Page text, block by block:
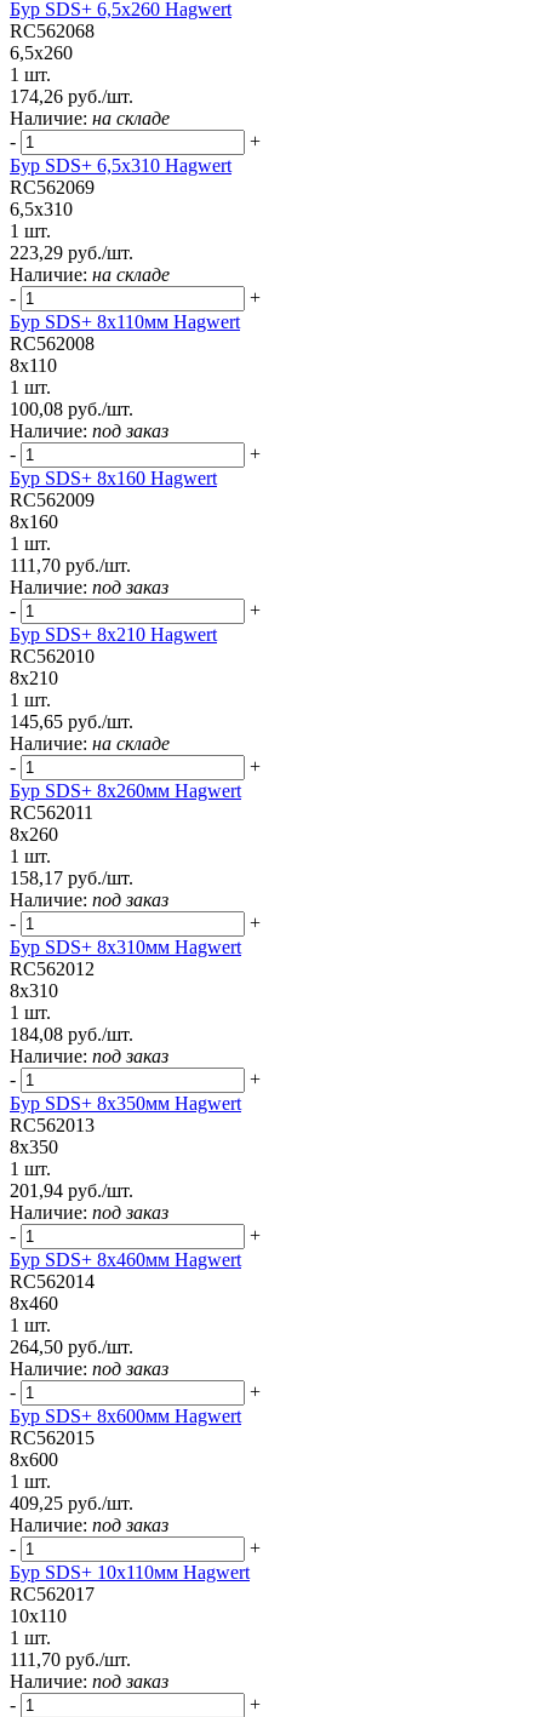
Бур SDS+ 6,5х260 Hagwert
RC562068
6,5x260
1 шт.
174,26 руб./шт.
Наличие: на складе
-
+
Бур SDS+ 6,5х310 Hagwert
RC562069
6,5x310
1 шт.
223,29 руб./шт.
Наличие: на складе
-
+
Бур SDS+ 8х110мм Hagwert
RC562008
8x110
1 шт.
100,08 руб./шт.
Наличие: под заказ
-
+
Бур SDS+ 8х160 Hagwert
RC562009
8x160
1 шт.
111,70 руб./шт.
Наличие: под заказ
-
+
Бур SDS+ 8х210 Hagwert
RC562010
8x210
1 шт.
145,65 руб./шт.
Наличие: на складе
-
+
Бур SDS+ 8х260мм Hagwert
RC562011
8x260
1 шт.
158,17 руб./шт.
Наличие: под заказ
-
+
Бур SDS+ 8х310мм Hagwert
RC562012
8x310
1 шт.
184,08 руб./шт.
Наличие: под заказ
-
+
Бур SDS+ 8х350мм Hagwert
RC562013
8x350
1 шт.
201,94 руб./шт.
Наличие: под заказ
-
+
Бур SDS+ 8х460мм Hagwert
RC562014
8x460
1 шт.
264,50 руб./шт.
Наличие: под заказ
-
+
Бур SDS+ 8х600мм Hagwert
RC562015
8x600
1 шт.
409,25 руб./шт.
Наличие: под заказ
-
+
Бур SDS+ 10х110мм Hagwert
RC562017
10x110
1 шт.
111,70 руб./шт.
Наличие: под заказ
-
+